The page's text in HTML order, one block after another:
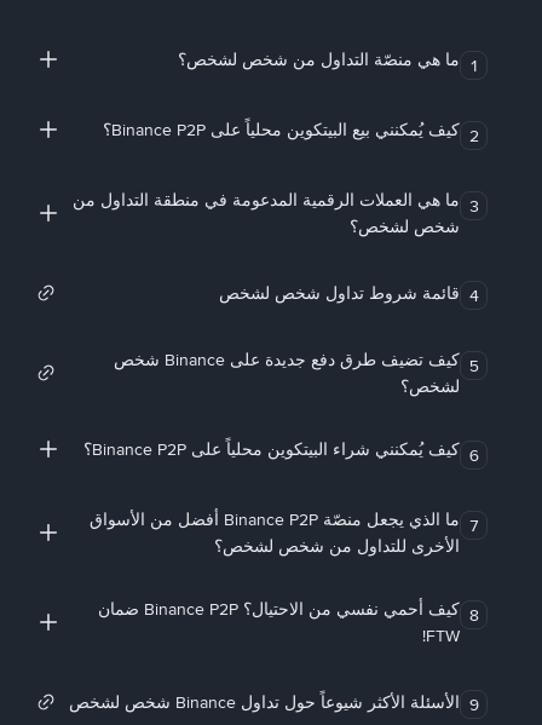
1 ما هي منصّة التداول من شخص لشخص؟
2 كيف يُمكنني بيع البيتكوين محلياً على Binance P2P؟
3 ما هي العملات الرقمية المدعومة في منطقة التداول من
شخص لشخص؟
4 قائمة شروط تداول شخص لشخص
5
كيف تضيف طرق دفع جديدة على Binance شخص
لشخص؟
6 كيف يُمكنني شراء البيتكوين محلياً على Binance P2P؟
7
ما الذي يجعل منصّة Binance P2P أفضل من الأسواق
الأخرى للتداول من شخص لشخص؟
8
كيف أحمي نفسي من الاحتيال؟ Binance P2P ضمان
FTW!
9 الأسئلة الأكثر شيوعاً حول تداول Binance شخص لشخص